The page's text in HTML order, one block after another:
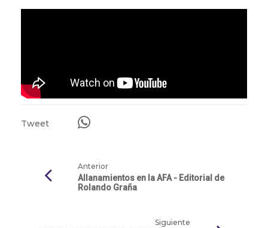
Tweet
Anterior
Allanamientos en la AFA - Editorial de
Rolando Graña
Siguiente